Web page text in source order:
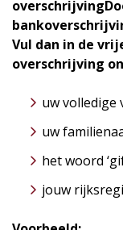
overschrijving
Vul dan in de
overschrijving
uw volledige
uw
het woord
jouw